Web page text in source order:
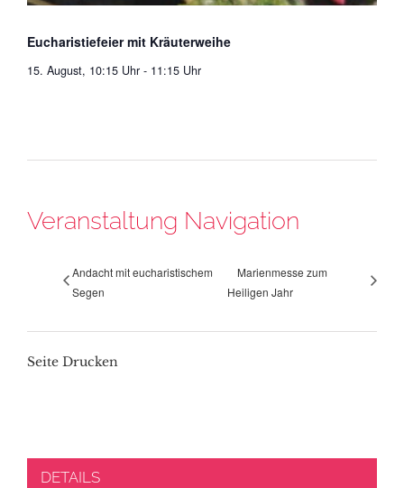
Eucharistiefeier mit Kräuterweihe
15. August, 10:15 Uhr - 11:15 Uhr
Veranstaltung Navigation
Andacht mit eucharistischem
Segen
Marienmesse zum
Heiligen Jahr
Seite Drucken
DETAILS